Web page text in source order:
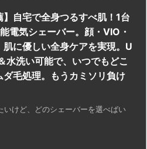
】自宅で全身つるすべ肌！1台
電気シェーバー。顔・VIO・
肌に優しい全身ケアを実現。U
水洗い可能で、いつでもどこ
ダ毛処理。もうカミソリ負け
いけど、どのシェーバーを選べばい